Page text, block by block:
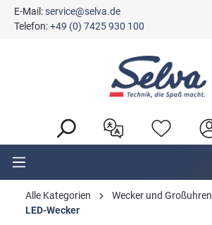
springen
E-Mail:service@selva.de
Telefon:+49 (0) 7425 930 100
Alle Kategorien Wecker und Großuhren
LED-Wecker